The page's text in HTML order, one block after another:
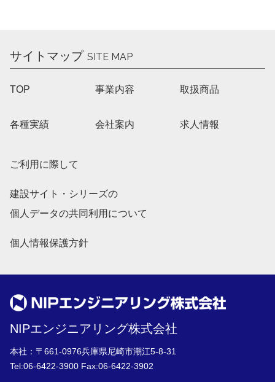
サイトマップ SITE MAP
TOP 事業内容 取扱商品
各種実績 会社案内 求人情報
ご利用に際して
建設サイト・シリーズの
個人データの共同利用について
個人情報保護方針
NIPエンジニアリング株式会社
本社：〒661-0976兵庫県尼崎市潮江5-8-31
Tel:06-6422-3900 Fax:06-6422-3902